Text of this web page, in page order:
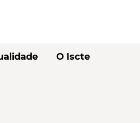
O Iscte